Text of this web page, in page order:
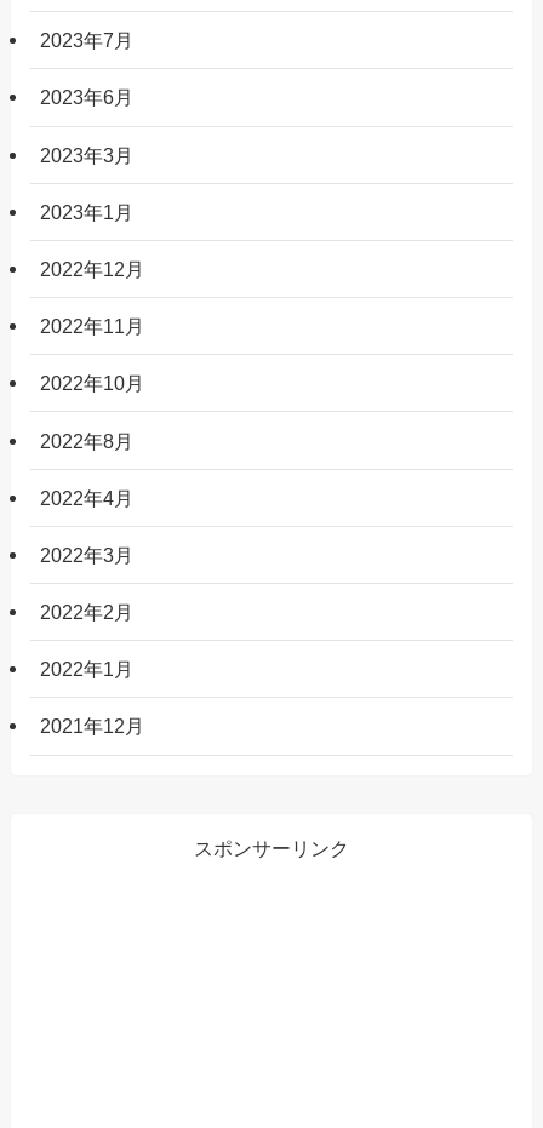
2023年7月
2023年6月
2023年3月
2023年1月
2022年12月
2022年11月
2022年10月
2022年8月
2022年4月
2022年3月
2022年2月
2022年1月
2021年12月
スポンサーリンク